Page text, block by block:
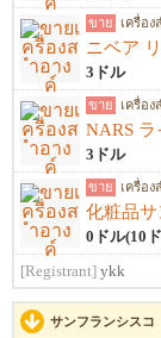
ขาย เครื่อง
ニベア
3ドル
ขาย เครื่อง
3ドル
ขาย เครื่อง
化粧品
0ドル(10
[Registrant] ykk
サンフランシスコ